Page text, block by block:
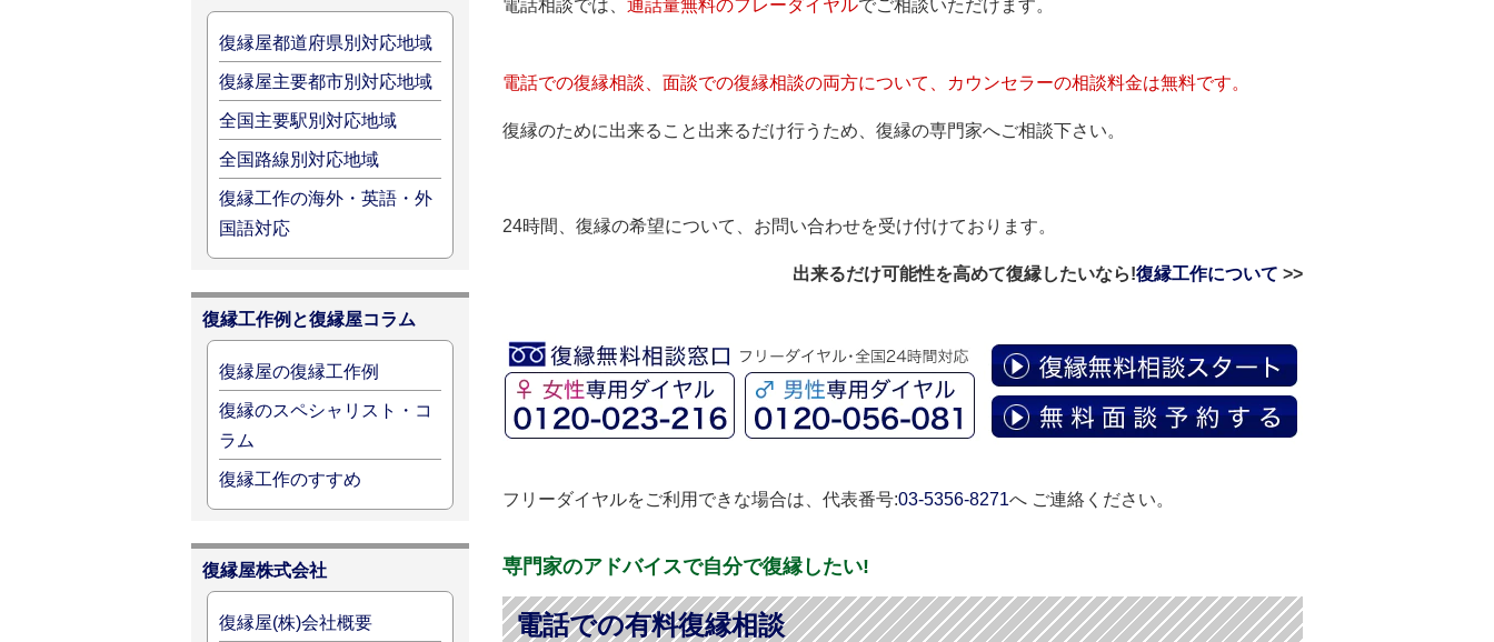
電話相談では、 通話量無料のフレーダイヤルでご相談いただけます。
電話での復縁相談、面談での復縁相談の両方について、カウンセラーの相談料金は無料です。
復縁のために出来ること出来るだけ行うため、復縁の専門家へご相談下さい。
24時間、復縁の希望について、お問い合わせを受け付けております。
出来るだけ可能性を高めて復縁したいなら!復縁工作について >>
フリーダイヤルをご利用できな場合は、代表番号:03-5356-8271へ ご連絡ください。
専門家のアドバイスで自分で復縁したい!
電話での有料復縁相談
復縁屋都道府県別対応地域
復縁屋主要都市別対応地域
全国主要駅別対応地域
全国路線別対応地域
復縁工作の海外・英語・外
国語対応
復縁工作例と復縁屋コラム
復縁屋の復縁工作例
復縁のスペシャリスト・コ
ラム
復縁工作のすすめ
復縁屋株式会社
復縁屋(株)会社概要